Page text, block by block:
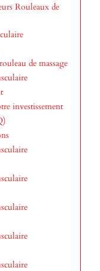
Rouleaux de
de massage
investissement